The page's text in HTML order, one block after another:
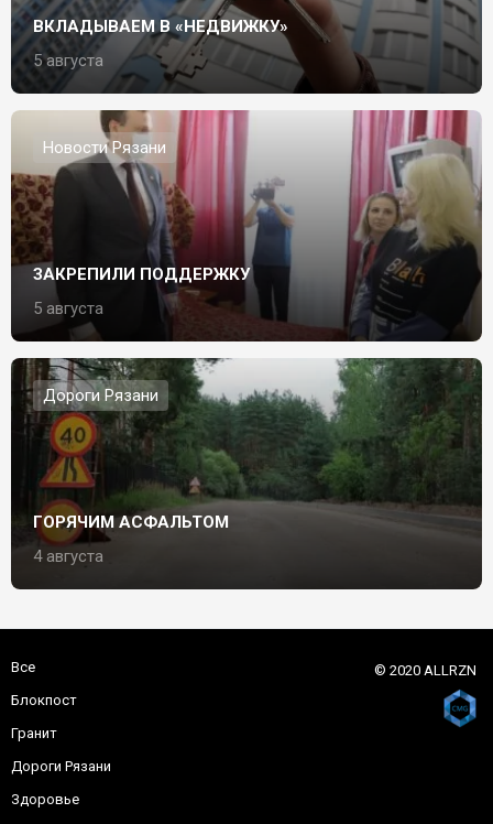
ВКЛАДЫВАЕМ В «НЕДВИЖКУ»
5 августа
Новости Рязани
ЗАКРЕПИЛИ ПОДДЕРЖКУ
5 августа
Дороги Рязани
ГОРЯЧИМ АСФАЛЬТОМ
4 августа
Все
Блокпост
Гранит
Дороги Рязани
Здоровье
© 2020 ALLRZN